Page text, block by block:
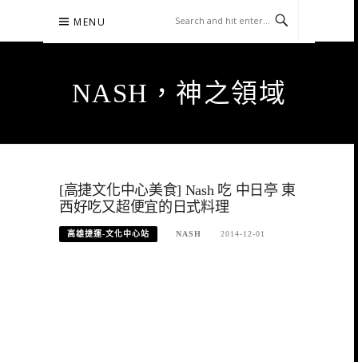
content
MENU
NASH，神之領域
[高捷文化中心美食] Nash 吃 中日亭 東
西好吃又超便宜的日式料理
高雄捷運-文化中心站 NASH 2014-12-01